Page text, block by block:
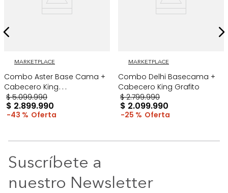
MARKETPLACE
Combo Aster Base Cama +
Cabecero King
Taupe/Madera
$ 5.099.990
$ 2.899.990
43 %
MARKETPLACE
Combo Delhi Basecama +
Cabecero King Grafito
$ 2.799.990
$ 2.099.990
25 %
Suscríbete a
nuestro Newsletter